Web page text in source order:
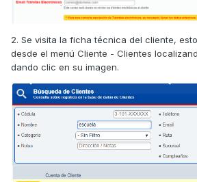
2. Se visita la ficha técnica del cliente,
desde el menú Cliente - Clientes
dando clic en su imagen.